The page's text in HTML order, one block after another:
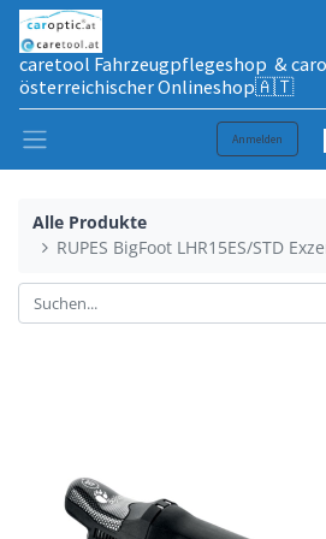
caretool Fahrzeugpflegeshop &
österreichischer Onlineshop🇦🇹
Anmelden
Alle Produkte
RUPES BigFoot LHR15ES/STD